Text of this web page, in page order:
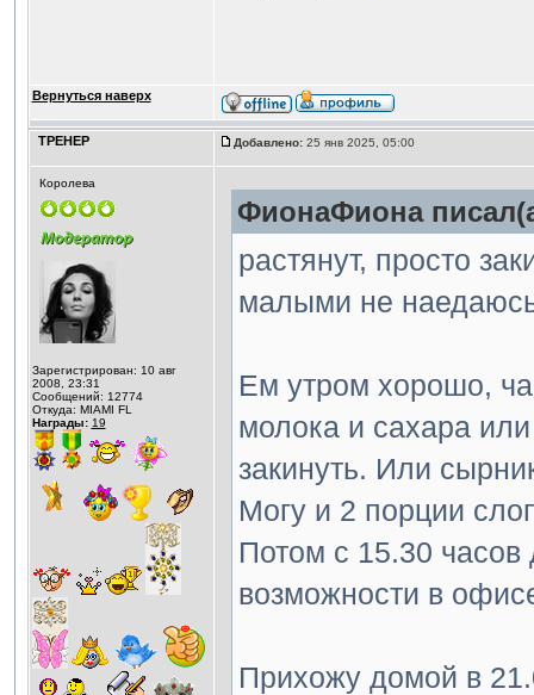
Вернуться наверх
ТРЕНЕР Добавлено:25 янв 2025, 05:00
Королева
Зарегистрирован: 10 авг
2008, 23:31
Сообщений: 12774
Откуда: MIAMI FL
Награды: 19
ФионаФиона
растянут, просто
малыми не
Ем утром хорошо,
молока и сахара
закинуть. Или
Могу и 2 порции
Потом с 15.30 часов
возможности в
Прихожу домой в